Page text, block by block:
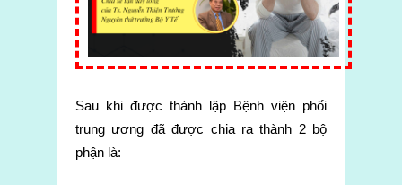
Sau khi được thành lập Bệnh viện phổi
trung ương đã được chia ra thành 2 bộ
phận là: